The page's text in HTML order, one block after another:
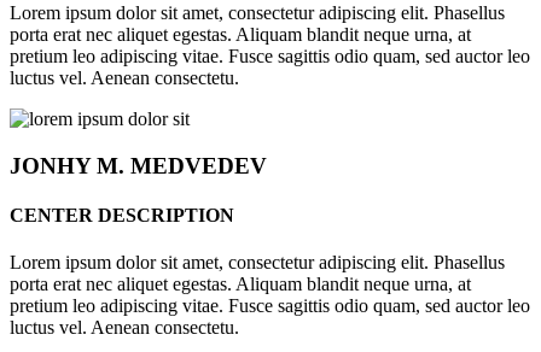
Lorem ipsum dolor sit amet, consectetur adipiscing elit. Phasellus
porta erat nec aliquet egestas. Aliquam blandit neque urna, at
pretium leo adipiscing vitae. Fusce sagittis odio quam, sed auctor leo
luctus vel. Aenean consectetu.
JONHYM. MEDVEDEV
CENTER DESCRIPTION
Lorem ipsum dolor sit amet, consectetur adipiscing elit. Phasellus
porta erat nec aliquet egestas. Aliquam blandit neque urna, at
pretium leo adipiscing vitae. Fusce sagittis odio quam, sed auctor leo
luctus vel. Aenean consectetu.